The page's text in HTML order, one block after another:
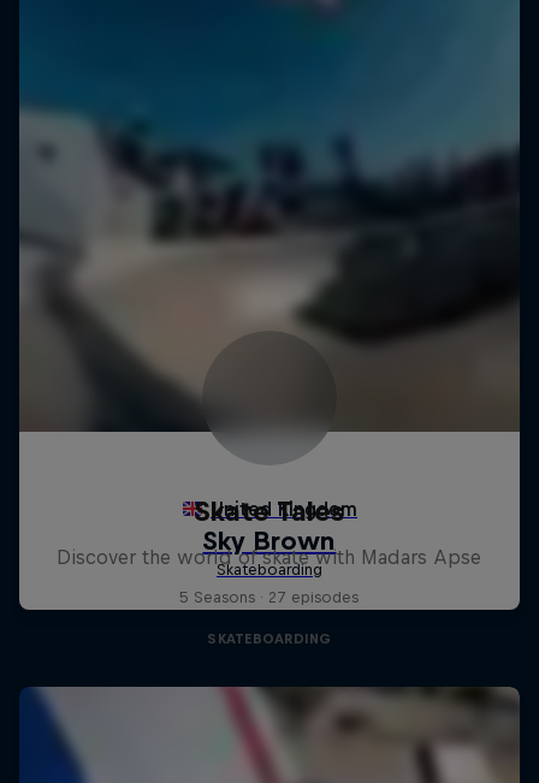
Skate Tales
Discover the world of skate with Madars Apse
5 Seasons · 27 episodes
SKATEBOARDING